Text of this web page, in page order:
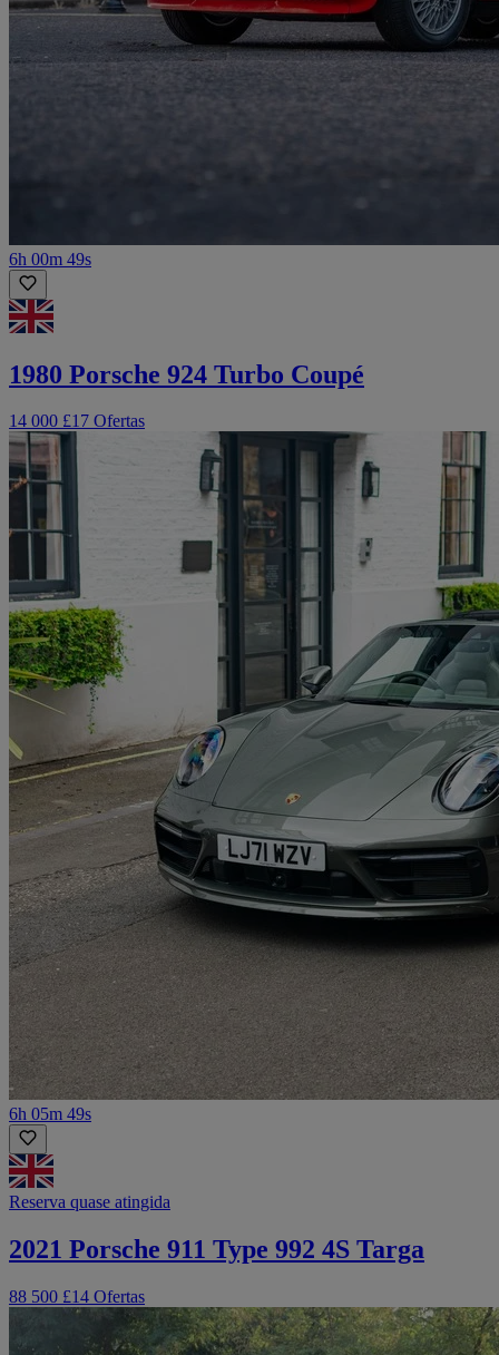
6h 00m 49s
1980 Porsche 924 Turbo Coupé
14 000 £17 Ofertas
6h 05m 49s
Reserva quase atingida
2021 Porsche 911 Type 992 4S Targa
88 500 £14 Ofertas